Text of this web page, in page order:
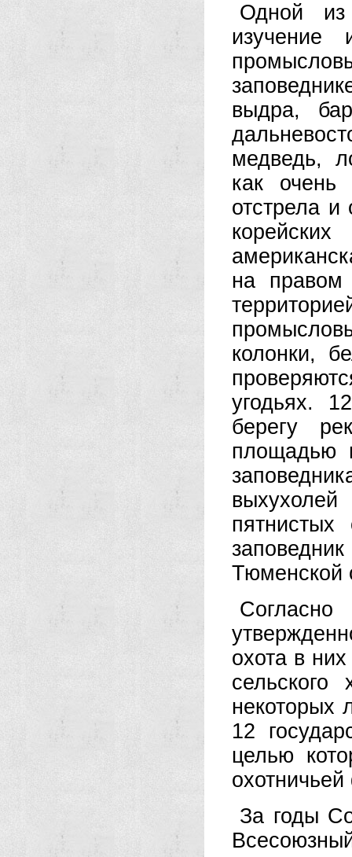
Одной из
изучение
выдра,
медведь,
как очень
отстрела и
на правом
колонки,
угодьях.
берегу
площадью
Тюменской
охота в
некоторых
12
целью
За годы